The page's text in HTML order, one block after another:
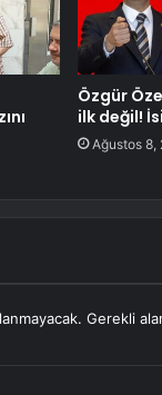
Özgür
ilk değil!
Ağustos 8,
Gerekli